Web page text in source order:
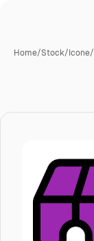
Home/Stock/Icone/